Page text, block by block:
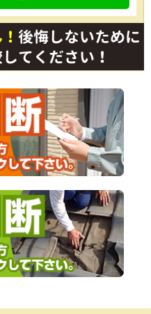
後悔しないために
てください！